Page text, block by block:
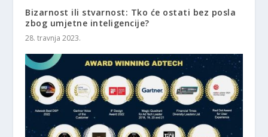
Bizarnost ili stvarnost: Tko će ostati bez posla
zbog umjetne inteligencije?
28. travnja 2023.